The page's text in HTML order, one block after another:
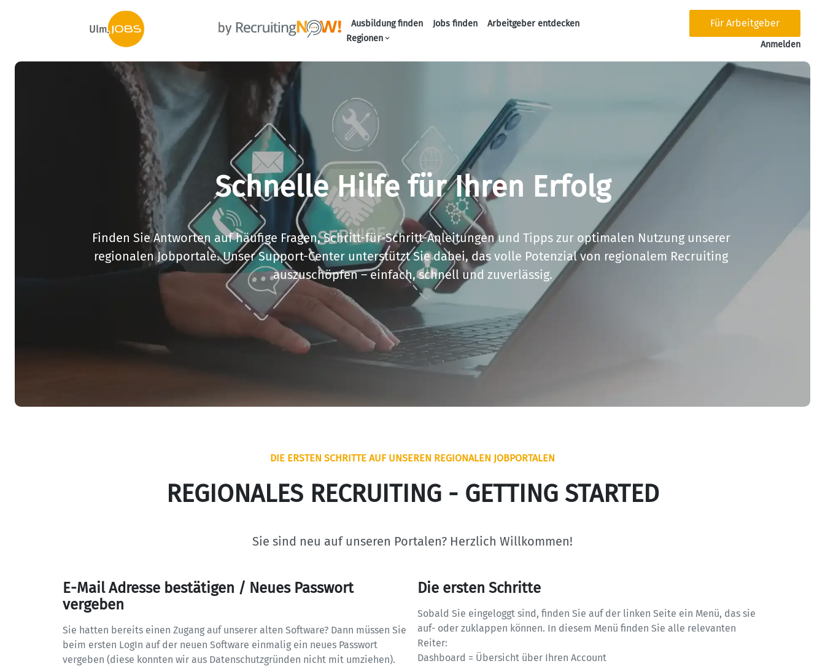
Ausbildung finden Jobs finden
Arbeitgeber entdecken
Regionen
Für Arbeitgeber
Anmelden
Schnelle Hilfe für Ihren Erfolg
Finden Sie Antworten auf häufige Fragen, Schritt-für-Schritt-Anleitungen und Tipps zur optimalen Nutzung unserer
regionalen Jobportale. Unser Support-Center unterstützt Sie dabei, das volle Potenzial von regionalem Recruiting
auszuschöpfen – einfach, schnell und zuverlässig.
DIE ERSTEN SCHRITTE AUF UNSEREN REGIONALEN JOBPORTALEN
REGIONALES RECRUITING - GETTING STARTED
Sie sind neu auf unseren Portalen? Herzlich Willkommen!
E-Mail Adresse bestätigen / Neues Passwort
vergeben
Sie hatten bereits einen Zugang auf unserer alten Software? Dann müssen Sie
beim ersten LogIn auf der neuen Software einmalig ein neues Passwort
vergeben (diese konnten wir aus Datenschutzgründen nicht mit umziehen).
Die ersten Schritte
Sobald Sie eingeloggt sind, finden Sie auf der linken Seite ein Menü, das sie
auf- oder zuklappen können. In diesem Menü finden Sie alle relevanten
Reiter:
Dashboard = Übersicht über Ihren Account